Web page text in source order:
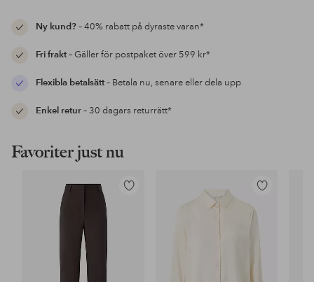
Ny kund?– 40% rabatt på dyraste varan*
Fri frakt– Gäller för postpaket över 599 kr*
Flexibla betalsätt– Betala nu, senare eller dela upp
Enkel retur– 30 dagars returrätt*
Favoriter just nu
Lägg
Lägg
i